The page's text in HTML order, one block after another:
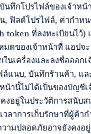
นทึกโปรไฟล์ของเจ้าห
, ฟิลด์โปรไฟล์, ค่ากำหน
token ที่ลงทะเบียนไว้)
ดของเจ้าหน้าที่ แอปจะ
ในเครื่องและลงชื่อออก
แนบ, บันทึกร้านค้า, แ
น้านี้ไม่ได้เป็นของบัญชีเ
งอยู่ในประวัติการสนับ
วลาการเก็บรักษาที่ผู้ค้า
ามปลอดภัยอาจยังคงอ